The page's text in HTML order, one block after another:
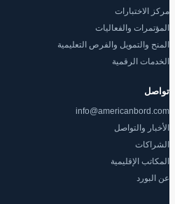
مركز الاختبارات
المؤتمرات والفعاليات
المنح والتمويل والفرص التعليمية
الخدمات الرقمية
تواصل
info@americanbord.com
الأخبار والتواصل
الشراكات
المكاتب الإقليمية
عن البورد